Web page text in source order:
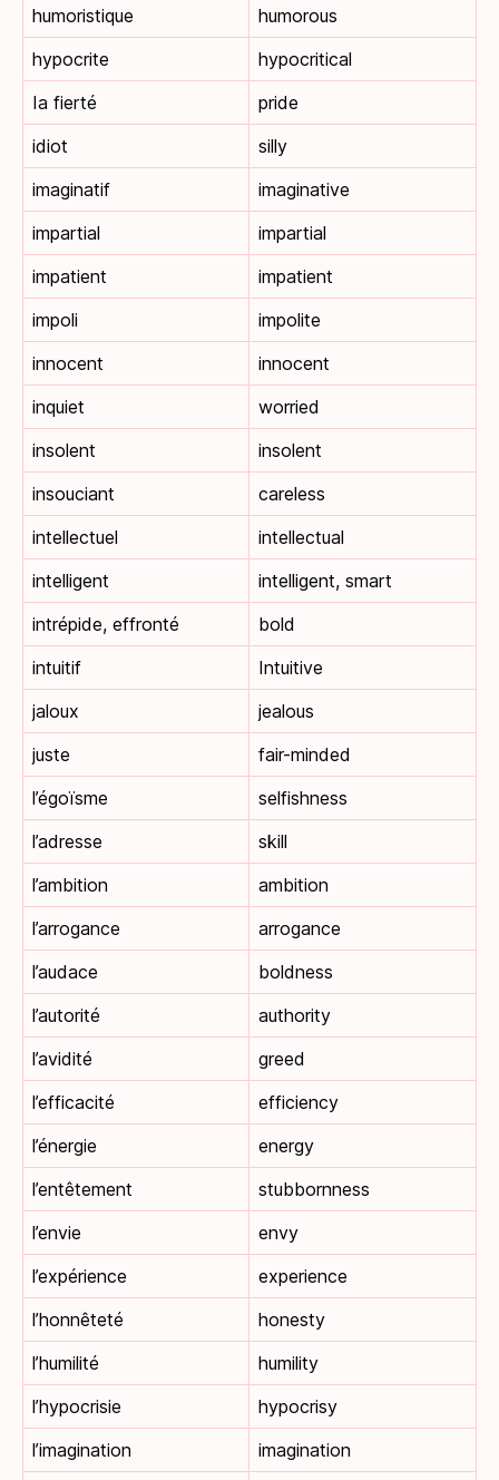
humoristique
humorous
hypocrite
hypocritical
Ia fierté
pride
idiot
silly
imaginatif
imaginative
impartial
impartial
impatient
impatient
impoli
impolite
innocent
innocent
inquiet
worried
insolent
insolent
insouciant
careless
intellectuel
intellectual
intelligent
intelligent, smart
intrépide, effronté
bold
intuitif
Intuitive
jaloux
jealous
juste
fair-minded
l’égoïsme
selfishness
l’adresse
skill
l’ambition
ambition
l’arrogance
arrogance
l’audace
boldness
l’autorité
authority
l’avidité
greed
l’efficacité
efficiency
l’énergie
energy
l’entêtement
stubbornness
l’envie
envy
l’expérience
experience
l’honnêteté
honesty
l’humilité
humility
l’hypocrisie
hypocrisy
l’imagination
imagination